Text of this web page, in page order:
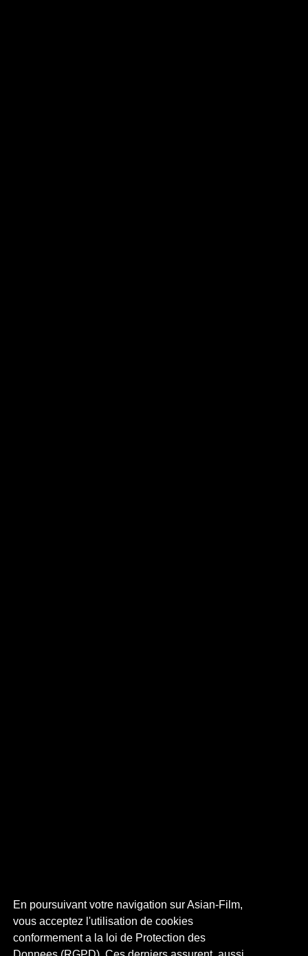
En poursuivant votre navigation sur Asian-Film,
vous acceptez l'utilisation de cookies
conformement a la loi de Protection des